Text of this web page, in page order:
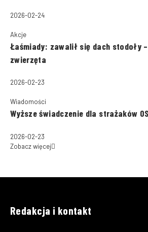
2026-02-24
Akcje
Łaśmiady: zawalił się dach stodoły
zwierzęta
2026-02-23
Wiadomości
Wyższe świadczenie dla strażaków
2026-02-23
Zobacz więcej
Redakcja i kontakt